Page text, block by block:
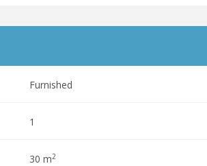
Furnished
1
30 m2